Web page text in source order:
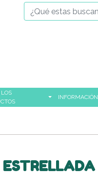
LOS
INFORMACIÓN
ESTRELLADA